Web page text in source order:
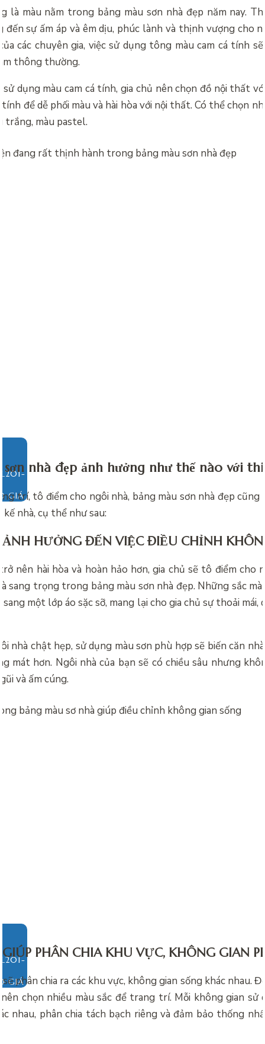
là màu nằm trong bảng màu sơn nhà đẹp năm nay.
đến sự ấm áp và êm dịu, phúc lành và thịnh vượng cho
các chuyên gia, việc sử dụng tông màu cam cá tính
thông thường.
dụng màu cam cá tính, gia chủ nên chọn đồ nội thất
để dễ phối màu và hài hòa với nội thất. Có thể chọn
trắng, màu pastel.
GIÁ
sơn nhà đẹp ảnh hưởng như thế nào với
trí, tô điểm cho ngôi nhà, bảng màu sơn nhà đẹp cũng
nhà, cụ thể như sau:
HƯỞNG ĐẾN VIỆC ĐIỀU CHỈNH
nên hài hòa và hoàn hảo hơn, gia chủ sẽ tô điểm cho
sang trọng trong bảng màu sơn nhà đẹp. Những sắc
một lớp áo sặc sỡ, mang lại cho gia chủ sự thoải mái,
nhà chật hẹp, sử dụng màu sơn phù hợp sẽ biến căn
mát hơn. Ngôi nhà của bạn sẽ có chiều sâu nhưng
và ấm cúng.
GIÁ
PHÂN CHIA KHU VỰC, KHÔNG GIAN
phân chia ra các khu vực, không gian sống khác nhau.
chọn nhiều màu sắc để trang trí. Mỗi không gian sử
nhau, phân chia tách bạch riêng và đảm bảo thống